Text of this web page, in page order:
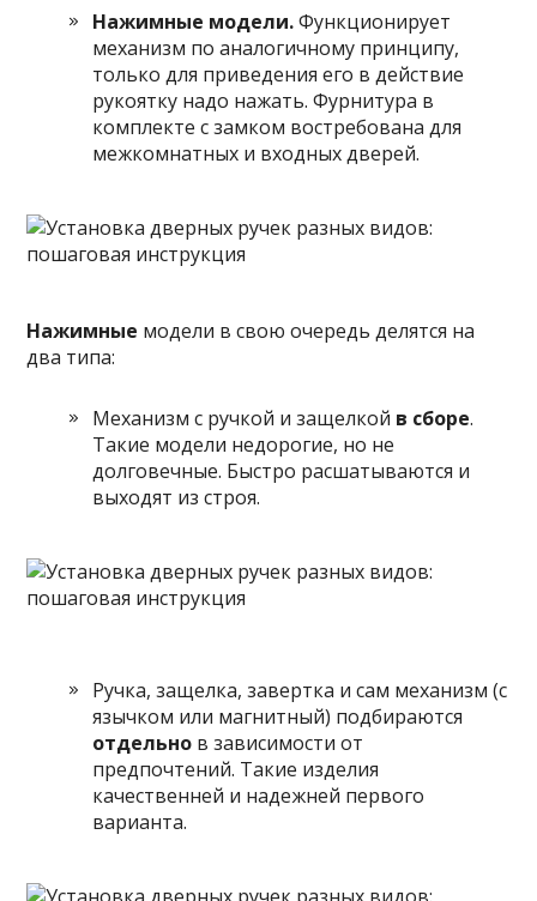
Нажимные модели.Функционирует
механизм по аналогичному принципу,
только для приведения его в действие
рукоятку надо нажать. Фурнитура в
комплекте с замком востребована для
межкомнатных и входных дверей.
Нажимные модели в свою очередь делятся на
два типа:
Механизм с ручкой и защелкой в сборе.
Такие модели недорогие, но не
долговечные. Быстро расшатываются и
выходят из строя.
Ручка, защелка, завертка и сам механизм (с
язычком или магнитный) подбираются
отдельно в зависимости от
предпочтений. Такие изделия
качественней и надежней первого
варианта.